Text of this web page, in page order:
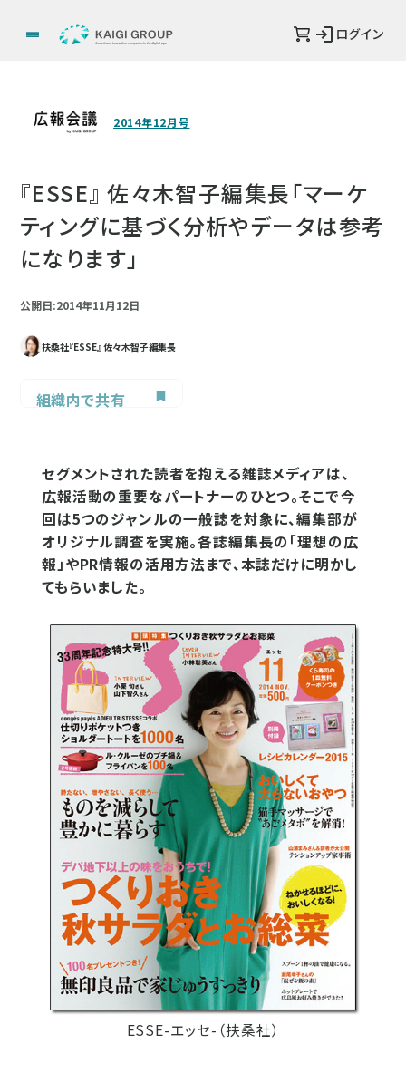
ログイン
2014年12月号
『ESSE』 佐々木智子編集長「マーケ
ティングに基づく分析やデータは参考
になります」
公開日:2014年11月12日
扶桑社『ESSE』 佐々木智子編集長
組織内で共有
セグメントされた読者を抱える雑誌メディアは、
広報活動の重要なパートナーのひとつ。そこで今
回は5つのジャンルの一般誌を対象に、編集部が
オリジナル調査を実施。各誌編集長の「理想の広
報」やPR情報の活用方法まで、本誌だけに明かし
てもらいました。
ESSE-エッセ-（扶桑社）